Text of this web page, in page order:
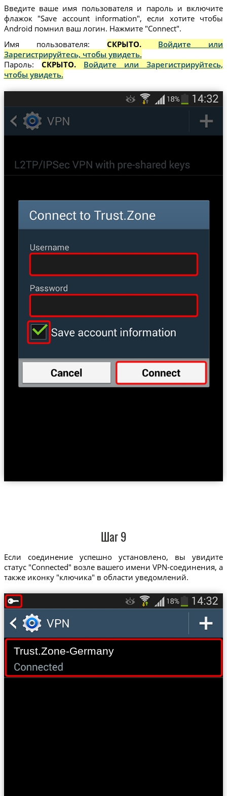
Введите ваше имя пользователя и пароль и включите
флажок "Save account information", если хотите чтобы
Android помнил ваш логин. Нажмите "Connect".
Имя пользователя: СКРЫТО. Войдите или
Зарегистрируйтесь, чтобы увидеть.
Пароль: СКРЫТО. Войдите или Зарегистрируйтесь,
чтобы увидеть.
Шаг 9
Если соединение успешно установлено, вы увидите
статус "Connected" возле вашего имени VPN-соединения, а
также иконку "ключика" в области уведомлений.
Trust.Zone-Germany